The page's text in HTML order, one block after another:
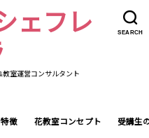
SEARCH
ェフレ
室運営コンサルタント
特徴 花教室コンセプト 受講生